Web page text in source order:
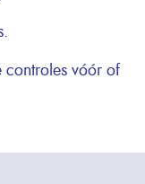
controles vóór of